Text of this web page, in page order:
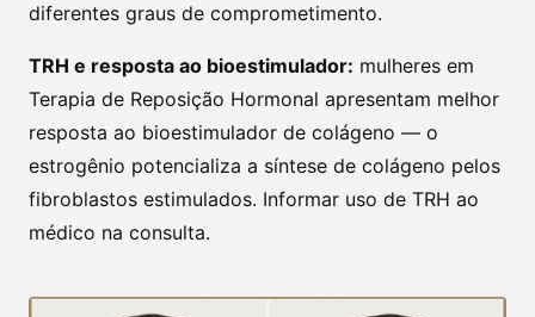
diferentes graus de comprometimento.
TRH e resposta ao bioestimulador: mulheres em
Terapia de Reposição Hormonal apresentam melhor
resposta ao bioestimulador de colágeno — o
estrogênio potencializa a síntese de colágeno pelos
fibroblastos estimulados. Informar uso de TRH ao
médico na consulta.